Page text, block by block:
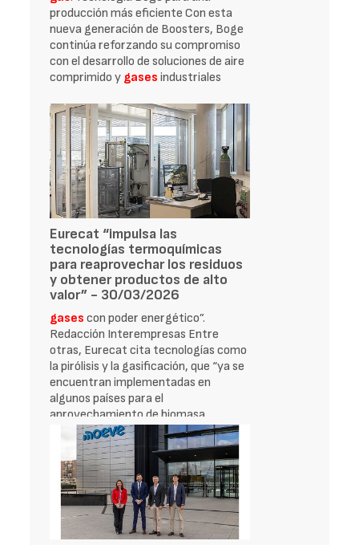
producción más eficiente Con esta
nueva generación de Boosters, Boge
continúa reforzando su compromiso
con el desarrollo de soluciones de aire
comprimido y gases industriales
Eurecat “impulsa las
tecnologías termoquímicas
para reaprovechar los residuos
y obtener productos de alto
valor” - 30/03/2026
gases con poder energético”.
Redacción Interempresas Entre
otras, Eurecat cita tecnologías como
la pirólisis y la gasificación, que “ya se
encuentran implementadas en
algunos países para el
aprovechamiento de biomasa